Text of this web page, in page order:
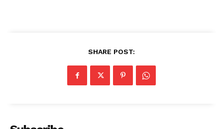
SHARE POST: